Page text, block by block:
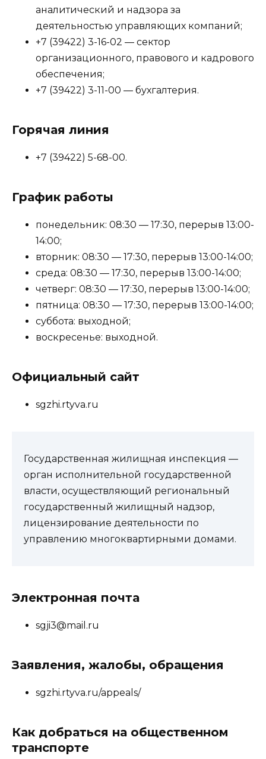
аналитический и надзора за
деятельностью управляющих компаний;
+7 (39422) 3-16-02 — сектор
организационного, правового и кадрового
обеспечения;
+7 (39422) 3-11-00 — бухгалтерия.
Горячая линия
+7 (39422) 5-68-00.
График работы
понедельник: 08:30 — 17:30, перерыв 13:00-
14:00;
вторник: 08:30 — 17:30, перерыв 13:00-14:00;
среда: 08:30 — 17:30, перерыв 13:00-14:00;
четверг: 08:30 — 17:30, перерыв 13:00-14:00;
пятница: 08:30 — 17:30, перерыв 13:00-14:00;
суббота: выходной;
воскресенье: выходной.
Официальный сайт
sgzhi.rtyva.ru
Государственная жилищная инспекция —
орган исполнительной государственной
власти, осуществляющий региональный
государственный жилищный надзор,
лицензирование деятельности по
управлению многоквартирными домами.
Электронная почта
sgji3@mail.ru
Заявления, жалобы, обращения
sgzhi.rtyva.ru/appeals/
Как добраться на общественном
транспорте